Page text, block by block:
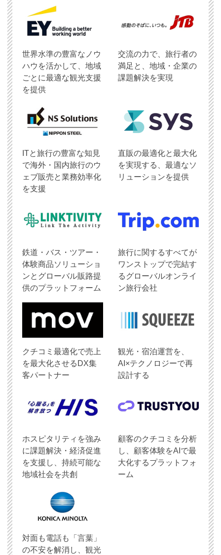
世界水準の豊富なノウ
ハウを活かして、地域
ごとに最適な観光支援
を提供
交流の力で、旅行者の
満足と、地域・企業の
課題解決を実現
ITと旅行の豊富な知見
で海外・国内旅行のウ
ェブ販売と業務効率化
を支援
直販の最適化と最大化
を実現する、最適なソ
リューションを提供
鉄道・バス・ツアー・
体験商品ソリューショ
ンとグローバル販路提
供のプラットフォーム
旅行に関するすべてが
ワンストップで完結す
るグローバルオンライ
ン旅行会社
クチコミ最適化で売上
を最大化させるDX集
客パートナー
観光・宿泊運営を、
AI×テクノロジーで再
設計する
ホスピタリティを強み
に課題解決・経済促進
を支援し、持続可能な
地域社会を共創
顧客のクチコミを分析
し、顧客体験をAIで最
大化するプラットフォ
ーム
対面も電話も「言葉」
の不安を解消し、観光